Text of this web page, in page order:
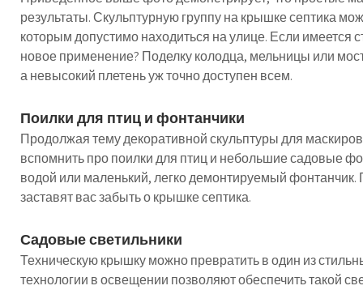
результаты. Скульптурную группу на крышке септика
которым допустимо находиться на улице. Если имеется
новое применение? Поделку колодца, мельницы или
а невысокий плетень уж точно доступен всем.
Поилки для птиц и фонтанчики
Продолжая тему декоративной скульптуры для
вспомнить про поилки для птиц и небольшие садовые
водой или маленький, легко демонтируемый фонтанчик.
заставят вас забыть о крышке септика.
Садовые светильники
Техническую крышку можно превратить в один из
технологии в освещении позволяют обеспечить такой